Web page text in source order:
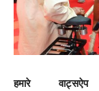
हमारे